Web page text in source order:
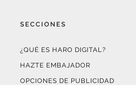
SECCIONES
¿QUÉ ES HARO DIGITAL?
HAZTE EMBAJADOR
OPCIONES DE PUBLICIDAD